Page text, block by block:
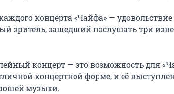
концерта «Чайфа» —
зритель, зашедший послушать три
концерт — это возможность для
концертной форме, и её
музыки.